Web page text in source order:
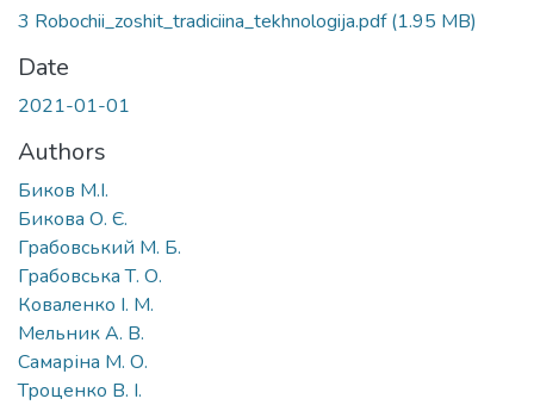
3 Robochii_zoshit_tradiciina_tekhnologija.pdf(1.95 MB)
Date
2021-01-01
Authors
Биков М.І.
Бикова О. Є.
Грабовський М. Б.
Грабовська Т. О.
Коваленко І. М.
Мельник А. В.
Самаріна М. О.
Троценко В. І.